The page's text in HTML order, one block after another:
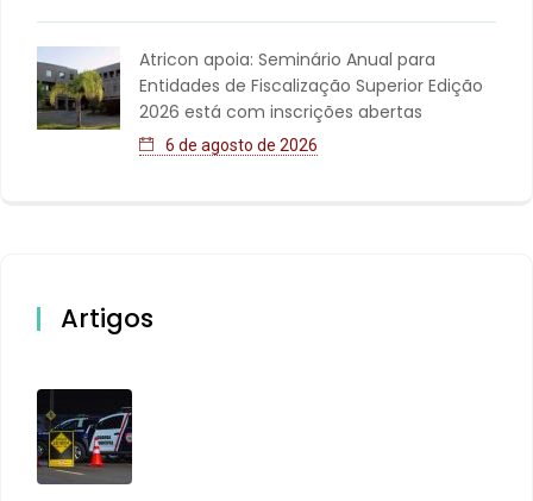
Atricon apoia: Seminário Anual para
Entidades de Fiscalização Superior Edição
2026 está com inscrições abertas
6 de agosto de 2026
Artigos